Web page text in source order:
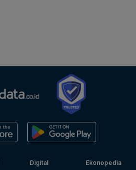
Digital
Ekonopedia